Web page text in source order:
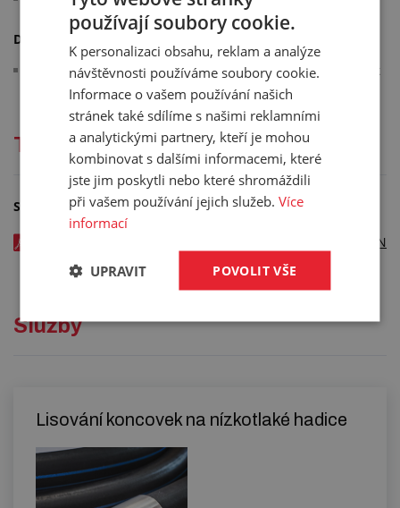
Další informace:
na objednávku dodáváme i další barevné provedení trubek
Technická dokumentace
Soubory ke stažení
ELASTOLLAN C98 - PU TRUBKA modrá - katalogový list v EN
- kód: 01106xxx
Služby
Lisování koncovek na nízkotlaké hadice
používají soubory cookie.
K personalizaci obsahu, reklam a analýze
návštěvnosti používáme soubory cookie.
Informace o vašem používání našich
stránek také sdílíme s našimi reklamními
a analytickými partnery, kteří je mohou
kombinovat s dalšími informacemi, které
jste jim poskytli nebo které shromáždili
při vašem používání jejich služeb.Více
informací
POVOLIT VŠE
UPRAVIT